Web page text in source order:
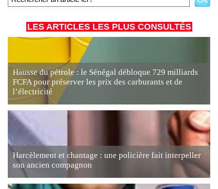
LES ARTICLES LES PLUS CONSULTÉS
Hausse du pétrole : le Sénégal débloque 729 milliards
FCFA pour préserver les prix des carburants et de
l’électricité
Harcèlement et chantage : une policière fait interpeller
son ancien compagnon